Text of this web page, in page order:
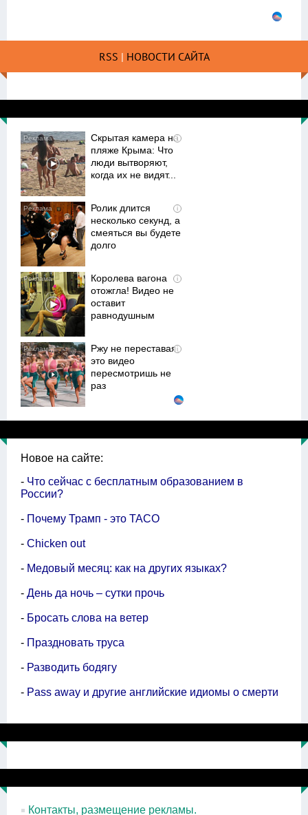
RSS | НОВОСТИ САЙТА
i
Скрытая камера на
пляже Крыма: Что
люди вытворяют,
когда их не видят...
i
Ролик длится
несколько секунд, а
смеяться вы будете
долго
i
Королева вагона
отожгла! Видео не
оставит
равнодушным
i
Ржу не переставая,
это видео
пересмотришь не
раз
i
Ролик из Омска: вы
Новое на сайте:
- Что сейчас с бесплатным образованием в
России?
- Почему Трамп - это TACO
- Chicken out
- Медовый месяц: как на других языках?
- День да ночь – сутки прочь
- Бросать слова на ветер
- Праздновать труса
- Разводить бодягу
- Pass away и другие английские идиомы о смерти
Контакты, размещение рекламы.